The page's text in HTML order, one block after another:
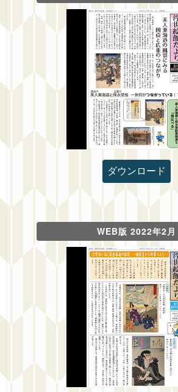
ダウンロード
WEB版 2022年2月